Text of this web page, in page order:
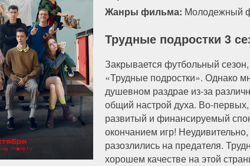
Жанры фильма: Молодежный
Трудные подростки 3
Закрывается футбольный
«Трудные подростки». Однако
душевном раздрае из-за
общий настрой духа. Во-
развитый и финансируемый
окончанием игр!
разозлились на предателя.
хорошем качестве на этой